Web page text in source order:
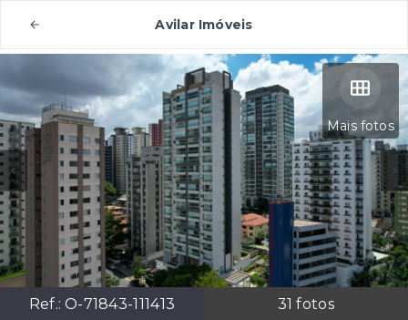
Avilar Imóveis
Mais fotos
Ref.: O-71843-111413 31 fotos